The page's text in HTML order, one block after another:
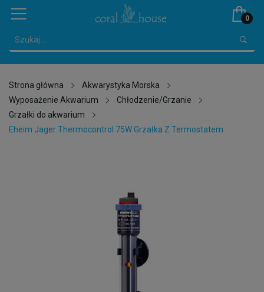
0
Strona główna
Akwarystyka Morska
Wyposażenie Akwarium
Chłodzenie/Grzanie
Grzałki do akwarium
Eheim Jager Thermocontrol 75W Grzałka Z Termostatem